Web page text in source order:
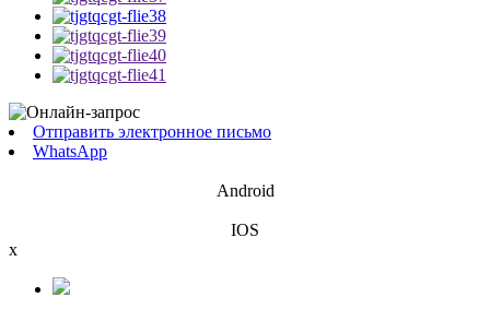
Отправить электронное письмо
WhatsApp
Android
IOS
x